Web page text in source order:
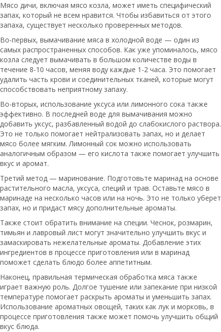
Мясо дичи, включая мясо козла, может иметь специфический
запах, который не всем нравится. Чтобы избавиться от этого
запаха, существует несколько проверенных методов.
Во-первых, вымачивание мяса в холодной воде — один из
самых распространенных способов. Как уже упоминалось, мясо
козла следует вымачивать в большом количестве воды в
течение 8-10 часов, меняя воду каждые 1-2 часа. Это помогает
удалить часть крови и соединительных тканей, которые могут
способствовать неприятному запаху.
Во-вторых, использование уксуса или лимонного сока также
эффективно. В последней воде для вымачивания можно
добавить уксус, разбавленный водой до слабокислого раствора.
Это не только помогает нейтрализовать запах, но и делает
мясо более мягким. Лимонный сок можно использовать
аналогичным образом — его кислота также помогает улучшить
вкус и аромат.
Третий метод — маринование. Подготовьте маринад на основе
растительного масла, уксуса, специй и трав. Оставьте мясо в
маринаде на несколько часов или на ночь. Это не только уберет
запах, но и придаст мясу дополнительные ароматы.
Также стоит обратить внимание на специи. Чеснок, розмарин,
тимьян и лавровый лист могут значительно улучшить вкус и
замаскировать нежелательные ароматы. Добавление этих
ингредиентов в процессе приготовления или в маринад
поможет сделать блюдо более аппетитным.
Наконец, правильная термическая обработка мяса также
играет важную роль. Долгое тушение или запекание при низкой
температуре помогает раскрыть ароматы и уменьшить запах.
Использование ароматных овощей, таких как лук и морковь, в
процессе приготовления также может помочь улучшить общий
вкус блюда.